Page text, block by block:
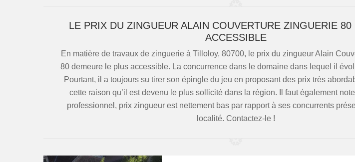
LE PRIX DU ZINGUEUR ALAIN COUVERTURE ZINGUERIE 80
ACCESSIBLE
En matière de travaux de zinguerie à Tilloloy, 80700, le prix du zingueur Alain
80 demeure le plus accessible. La concurrence dans le domaine dans lequel il
Pourtant, il a toujours su tirer son épingle du jeu en proposant des prix très
cette raison qu’il est devenu le plus sollicité dans la région. Il faut également
professionnel, prix zingueur est nettement bas par rapport à ses concurrents
localité. Contactez-le !